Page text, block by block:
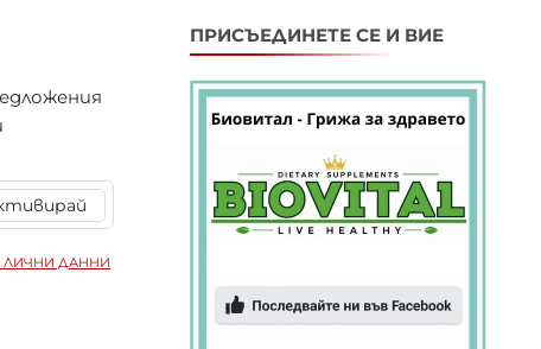
ЛИЧНИ ДАННИ
ПРИСЪЕДИНЕТЕ СЕ И ВИЕ